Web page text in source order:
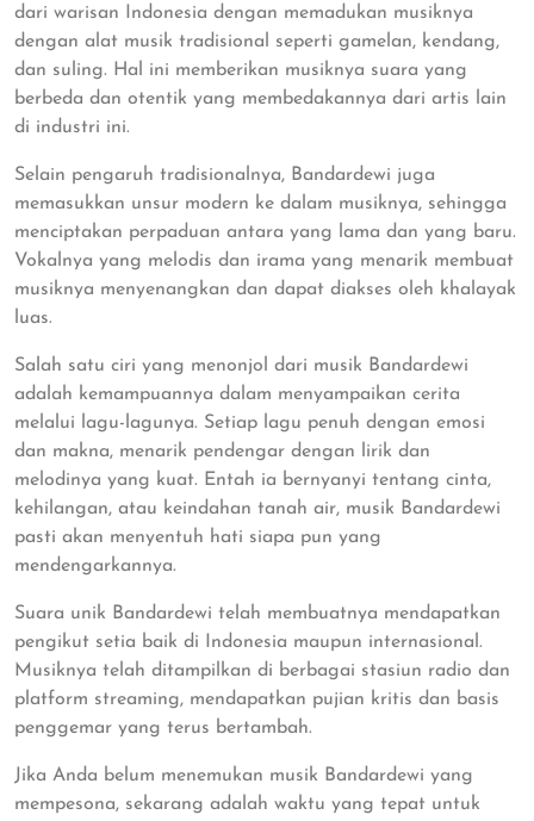
dari warisan Indonesia dengan memadukan musiknya
dengan alat musik tradisional seperti gamelan, kendang,
dan suling. Hal ini memberikan musiknya suara yang
berbeda dan otentik yang membedakannya dari artis lain
di industri ini.
Selain pengaruh tradisionalnya, Bandardewi juga
memasukkan unsur modern ke dalam musiknya, sehingga
menciptakan perpaduan antara yang lama dan yang baru.
Vokalnya yang melodis dan irama yang menarik membuat
musiknya menyenangkan dan dapat diakses oleh khalayak
luas.
Salah satu ciri yang menonjol dari musik Bandardewi
adalah kemampuannya dalam menyampaikan cerita
melalui lagu-lagunya. Setiap lagu penuh dengan emosi
dan makna, menarik pendengar dengan lirik dan
melodinya yang kuat. Entah ia bernyanyi tentang cinta,
kehilangan, atau keindahan tanah air, musik Bandardewi
pasti akan menyentuh hati siapa pun yang
mendengarkannya.
Suara unik Bandardewi telah membuatnya mendapatkan
pengikut setia baik di Indonesia maupun internasional.
Musiknya telah ditampilkan di berbagai stasiun radio dan
platform streaming, mendapatkan pujian kritis dan basis
penggemar yang terus bertambah.
Jika Anda belum menemukan musik Bandardewi yang
mempesona, sekarang adalah waktu yang tepat untuk